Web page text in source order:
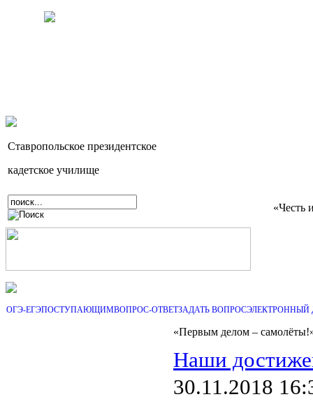
Ставропольское президентское
кадетское училище
«Честь
ОГЭ-ЕГЭПОСТУПАЮЩИМВОПРОС-ОТВЕТЗАДАТЬ ВОПРОСЭЛЕКТРОННЫЙ
«Первым делом –
Наши
30.11.2018